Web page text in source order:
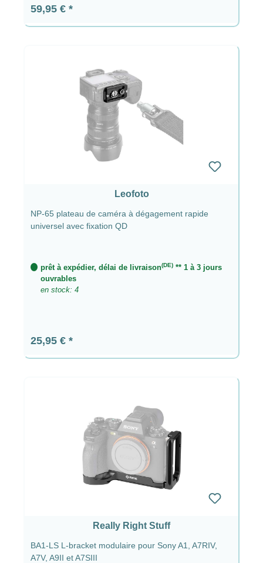
Prix régulier :
59,95 €
Leofoto
NP-65 plateau de caméra à dégagement rapide
universel avec fixation QD
prêt à expédier, délai de livraison(DE) ** 1 à 3 jours
ouvrables
en stock: 4
Prix régulier :
25,95 €
Really Right Stuff
BA1-LS L-bracket modulaire pour Sony A1, A7RIV,
A7V, A9II et A7SIII